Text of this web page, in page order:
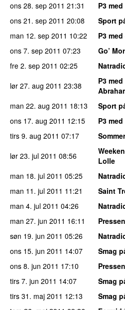
ons 28. sep 2011 21:31
P3
ons 21. sep 2011 20:08
Sport
man 12. sep 2011 10:22
P3
ons 7. sep 2011 07:23
Go’
fre 2. sep 2011 02:25
lør 27. aug 2011 23:38
P3
man 22. aug 2011 18:13
Sport
ons 17. aug 2011 12:15
P3
tirs 9. aug 2011 07:17
lør 23. jul 2011 08:56
Lolle
man 18. jul 2011 05:25
man 11. jul 2011 11:21
Saint
man 4. jul 2011 04:26
man 27. jun 2011 16:11
søn 19. jun 2011 05:26
ons 15. jun 2011 14:07
Smag
ons 8. jun 2011 17:10
tirs 7. jun 2011 14:07
Smag
tirs 31. maj 2011 12:13
Smag